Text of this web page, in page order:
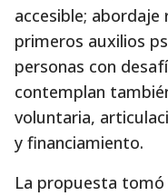
accesible;
primeros auxilios
personas con
contemplan
voluntaria,
y financiamiento.
La propuesta tomó